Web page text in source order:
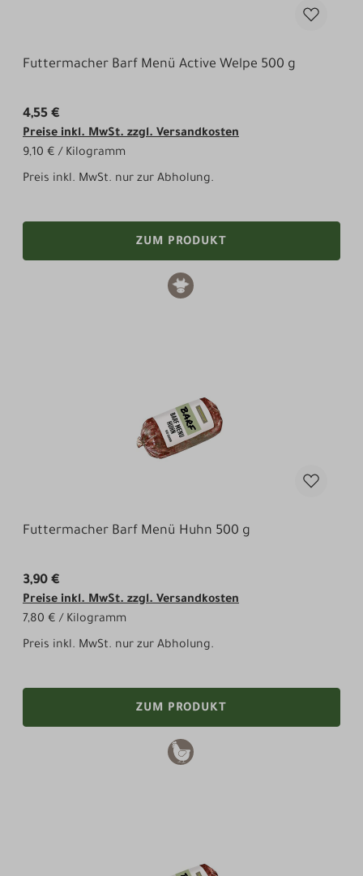
Futtermacher Barf Menü Active Welpe 500 g
4,55 €
Preise inkl. MwSt. zzgl. Versandkosten
9,10 € / Kilogramm
Preis inkl. MwSt. nur zur Abholung.
ZUM PRODUKT
Futtermacher Barf Menü Huhn 500 g
3,90 €
Preise inkl. MwSt. zzgl. Versandkosten
7,80 € / Kilogramm
Preis inkl. MwSt. nur zur Abholung.
ZUM PRODUKT